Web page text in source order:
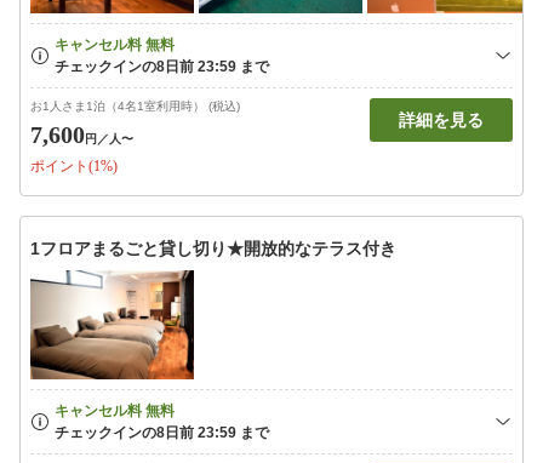
お1人さま1泊（4名1室利用時） (税込)
7,600円 ／人〜
ポイント(1%)
詳細を見る
1フロアまるごと貸し切り★開放的なテラス付き